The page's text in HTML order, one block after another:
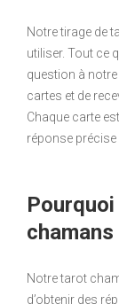
Notre tirage de
utiliser. Tout ce
question à
cartes et de
Chaque carte
réponse précise
Notre tarot
d’obtenir des